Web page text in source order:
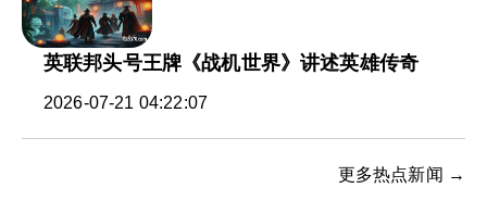
英联邦头号王牌《战机世界》讲述英雄传奇
2026-07-21 04:22:07
更多热点新闻 →